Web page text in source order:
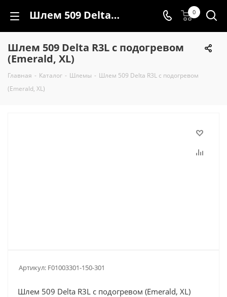
Шлем 509 Delta R3L с подогревом (Emerald, XL) 0
Шлем 509 Delta R3L с подогревом
(Emerald, XL)
Главная - Каталог - Шлемы - Шлем 509 Delta R3L с подогревом
(Emerald, XL)
Артикул: F01003301-150-301
Шлем 509 Delta R3L с подогревом (Emerald, XL)